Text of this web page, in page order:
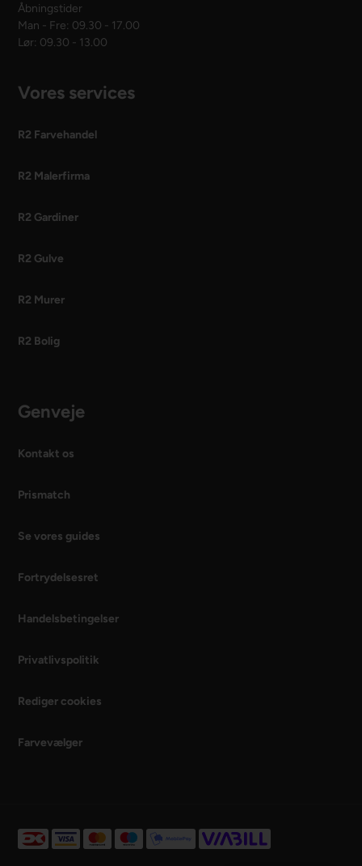
Åbningstider
Man - Fre: 09.30 - 17.00
Lør: 09.30 - 13.00
Vores services
R2 Farvehandel
R2 Malerfirma
R2 Gardiner
R2 Gulve
R2 Murer
R2 Bolig
Genveje
Kontakt os
Prismatch
Se vores guides
Fortrydelsesret
Handelsbetingelser
Privatlivspolitik
Rediger cookies
Farvevælger